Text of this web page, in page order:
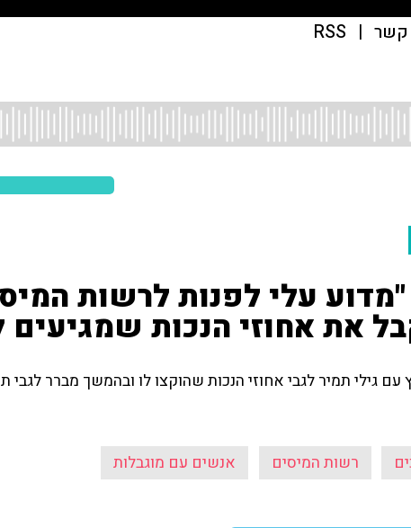
קשר |
RSS
"מדוע עלי לפנות לרשות
את אחוזי הנכות שמגיעים
עם גילי תמיר לגבי אחוזי הנכות שהוקצו לו ובהמשך מברר
רשות המיסים אנשים עם מוגבלות